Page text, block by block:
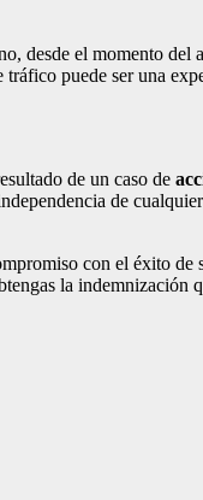
desde el momento del
puede ser una
de un caso de
de
con el éxito
la indemnización